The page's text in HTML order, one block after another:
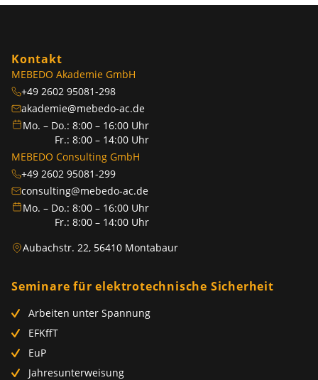
Kontakt
MEBEDO Akademie GmbH
+49 2602 95081-298
akademie@mebedo-ac.de
Mo. – Do.: 8:00 – 16:00 Uhr
Fr.: 8:00 – 14:00 Uhr
MEBEDO Consulting GmbH
+49 2602 95081-299
consulting@mebedo-ac.de
Mo. – Do.: 8:00 – 16:00 Uhr
Fr.: 8:00 – 14:00 Uhr
Aubachstr. 22, 56410 Montabaur
Seminare für elektrotechnische Sicherheit
Arbeiten unter Spannung
EFKffT
EuP
Jahresunterweisung